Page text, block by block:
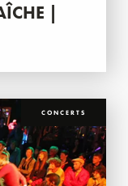
|
CONCERTS